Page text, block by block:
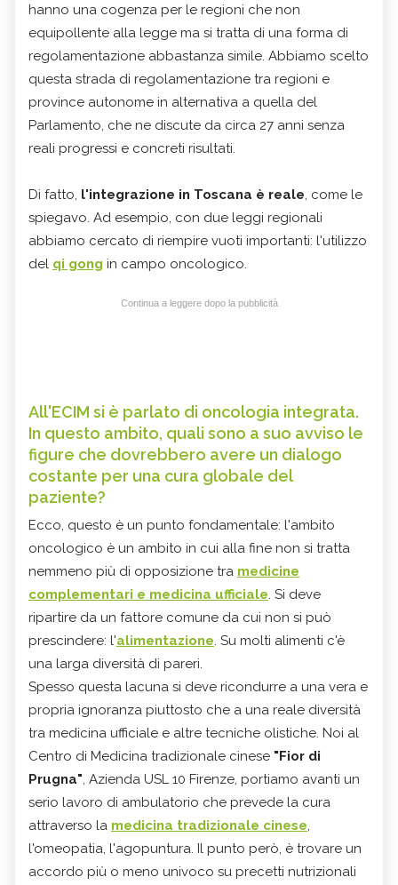
hanno una cogenza per le regioni che non
equipollente alla legge ma si tratta di una forma di
regolamentazione abbastanza simile. Abbiamo scelto
questa strada di regolamentazione tra regioni e
province autonome in alternativa a quella del
Parlamento, che ne discute da circa 27 anni senza
reali progressi e concreti risultati.
Di fatto, l'integrazione in Toscana è reale, come le
spiegavo. Ad esempio, con due leggi regionali
abbiamo cercato di riempire vuoti importanti: l'utilizzo
del qi gong in campo oncologico.
Continua a leggere dopo la pubblicità
All'ECIM si è parlato di oncologia integrata.
In questo ambito, quali sono a suo avviso le
figure che dovrebbero avere un dialogo
costante per una cura globale del
paziente?
Ecco, questo è un punto fondamentale: l'ambito
oncologico è un ambito in cui alla fine non si tratta
nemmeno più di opposizione tra medicine
complementari e medicina ufficiale. Si deve
ripartire da un fattore comune da cui non si può
prescindere: l'alimentazione. Su molti alimenti c'è
una larga diversità di pareri.
Spesso questa lacuna si deve ricondurre a una vera e
propria ignoranza piuttosto che a una reale diversità
tra medicina ufficiale e altre tecniche olistiche. Noi al
Centro di Medicina tradizionale cinese "Fior di
Prugna", Azienda USL 10 Firenze, portiamo avanti un
serio lavoro di ambulatorio che prevede la cura
attraverso la medicina tradizionale cinese,
l'omeopatia, l'agopuntura. Il punto però, è trovare un
accordo più o meno univoco su precetti nutrizionali